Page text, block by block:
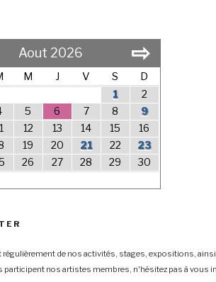
Aout 2026 ⇨
M J V S D
1
2
5 6 7 8
9
12 13 14 15
16
19 20 21 22
23
26 27 28 29
30
régulièrement de nos activités, stages, expositions,
nos artistes membres, n'hésitez pas à vous